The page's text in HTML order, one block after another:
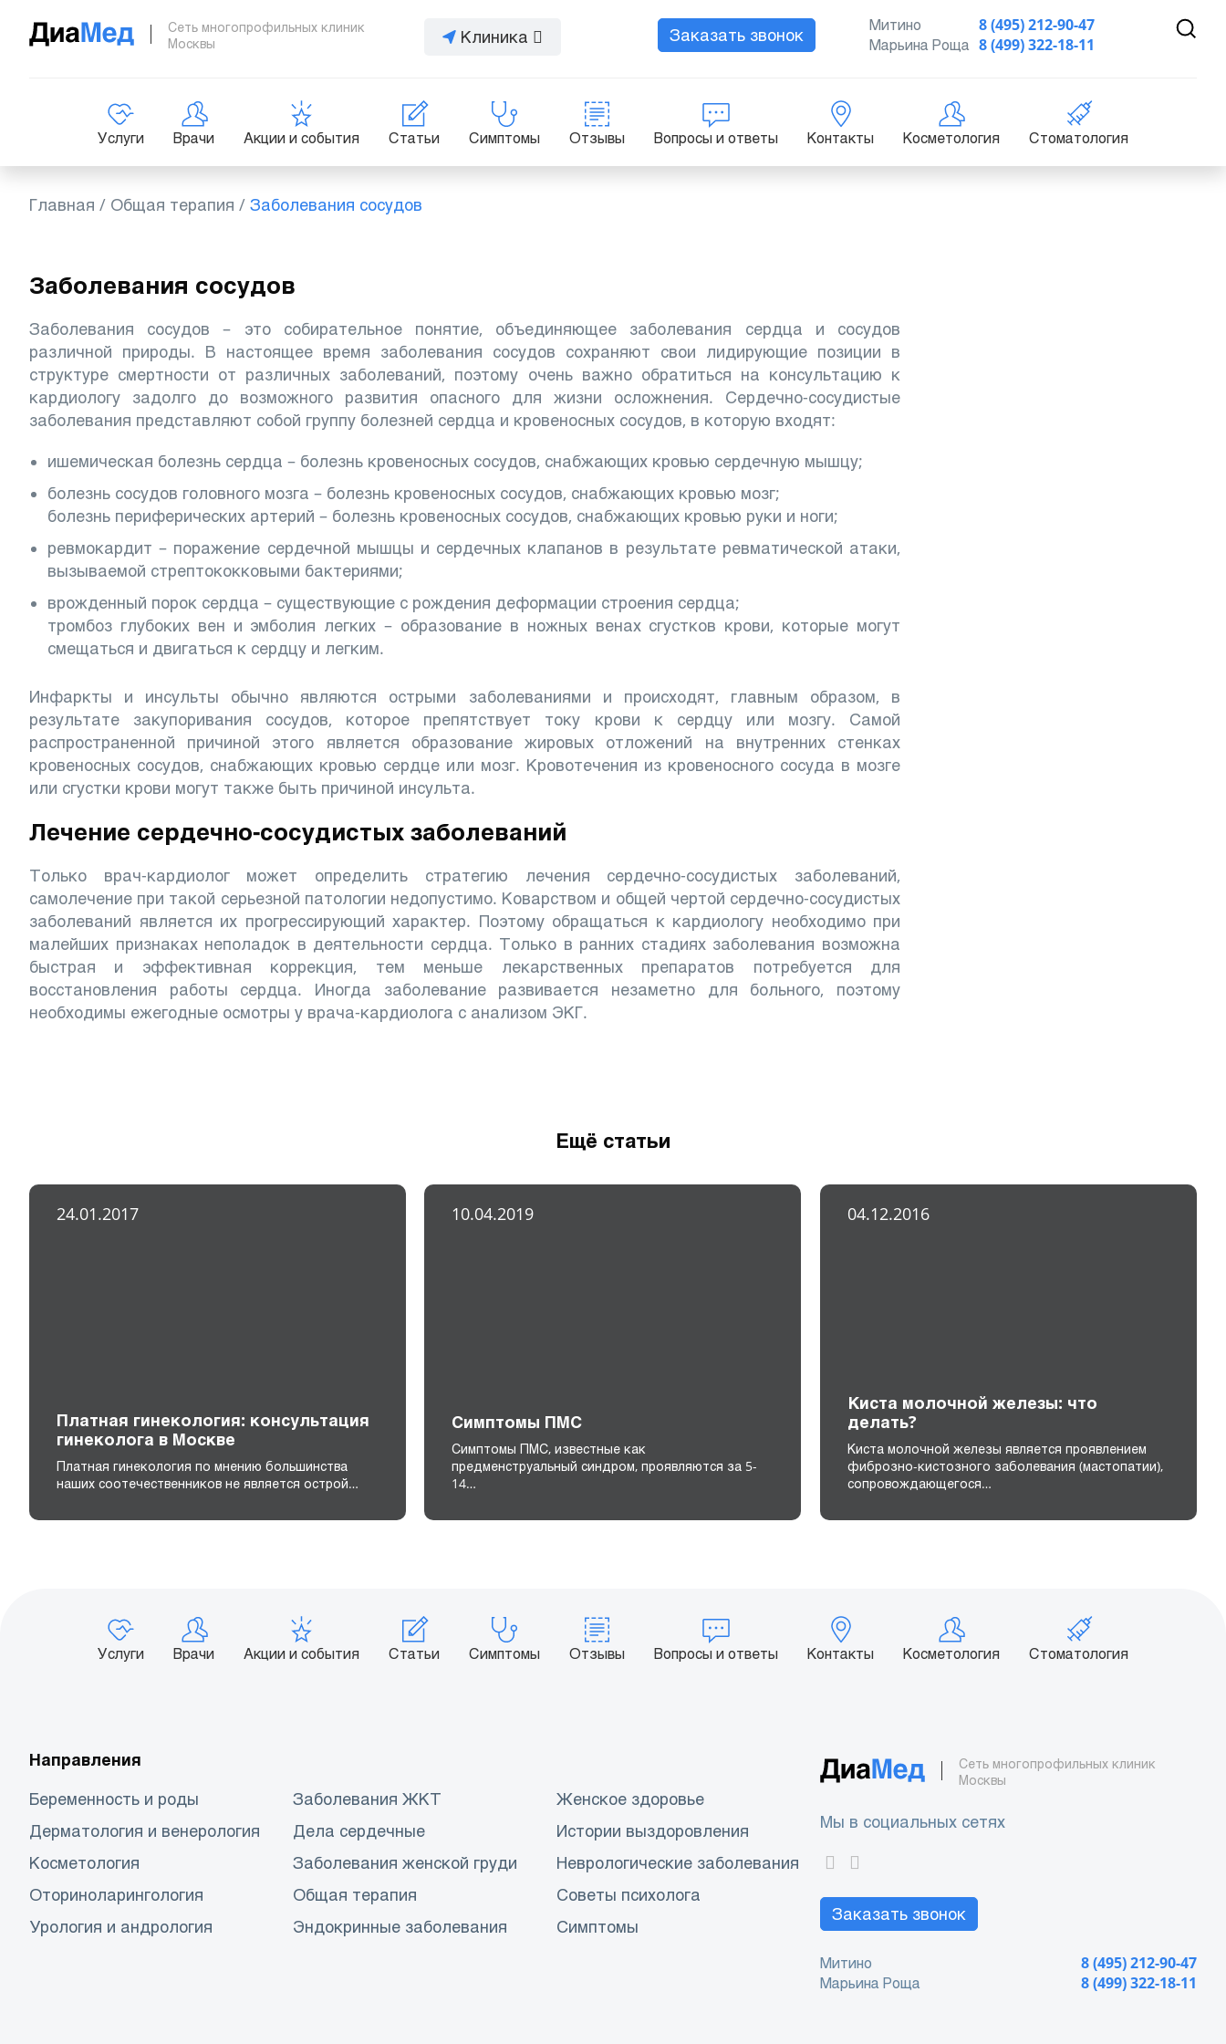
Сеть многопрофильных клиник
Москвы
Клиника Заказать звонок
8 (495) 212-90-47
Митино
8 (499) 322-18-11
Марьина Роща
Услуги Врачи Акции и события Статьи Симптомы Отзывы Вопросы и ответы Контакты Косметология Стоматология
Главная / Общая терапия / Заболевания сосудов
Заболевания сосудов
Заболевания сосудов – это собирательное понятие, объединяющее заболевания сердца и сосудов
различной природы. В настоящее время заболевания сосудов сохраняют свои лидирующие позиции в
структуре смертности от различных заболеваний, поэтому очень важно обратиться на консультацию к
кардиологу задолго до возможного развития опасного для жизни осложнения. Сердечно-сосудистые
заболевания представляют собой группу болезней сердца и кровеносных сосудов, в которую входят:
ишемическая болезнь сердца – болезнь кровеносных сосудов, снабжающих кровью сердечную мышцу;
болезнь сосудов головного мозга – болезнь кровеносных сосудов, снабжающих кровью мозг;
болезнь периферических артерий – болезнь кровеносных сосудов, снабжающих кровью руки и ноги;
ревмокардит – поражение сердечной мышцы и сердечных клапанов в результате ревматической атаки,
вызываемой стрептококковыми бактериями;
врожденный порок сердца – существующие с рождения деформации строения сердца;
тромбоз глубоких вен и эмболия легких – образование в ножных венах сгустков крови, которые могут
смещаться и двигаться к сердцу и легким.
Инфаркты и инсульты обычно являются острыми заболеваниями и происходят, главным образом, в
результате закупоривания сосудов, которое препятствует току крови к сердцу или мозгу. Самой
распространенной причиной этого является образование жировых отложений на внутренних стенках
кровеносных сосудов, снабжающих кровью сердце или мозг. Кровотечения из кровеносного сосуда в мозге
или сгустки крови могут также быть причиной инсульта.
Лечение сердечно-сосудистых заболеваний
Только врач-кардиолог может определить стратегию лечения сердечно-сосудистых заболеваний,
самолечение при такой серьезной патологии недопустимо. Коварством и общей чертой сердечно-сосудистых
заболеваний является их прогрессирующий характер. Поэтому обращаться к кардиологу необходимо при
малейших признаках неполадок в деятельности сердца. Только в ранних стадиях заболевания возможна
быстрая и эффективная коррекция, тем меньше лекарственных препаратов потребуется для
восстановления работы сердца. Иногда заболевание развивается незаметно для больного, поэтому
необходимы ежегодные осмотры у врача-кардиолога с анализом ЭКГ.
Ещё статьи
24.01.2017
Платная гинекология: консультация
гинеколога в Москве
Платная гинекология по мнению большинства
наших соотечественников не является острой…
10.04.2019
Симптомы ПМС
Симптомы ПМС, известные как
предменструальный синдром, проявляются за 5-
14…
04.12.2016
Киста молочной железы: что
делать?
Киста молочной железы является проявлением
фиброзно-кистозного заболевания (мастопатии),
сопровождающегося…
Услуги Врачи Акции и события Статьи Симптомы Отзывы Вопросы и ответы Контакты Косметология Стоматология
Сеть многопрофильных клиник
Москвы
Мы в социальных сетях
Заказать звонок
8 (495) 212-90-47
Митино
8 (499) 322-18-11
Марьина Роща
Направления
Беременность и роды Заболевания ЖКТ
Женское здоровье
Дерматология и венерология
Дела сердечные
Истории выздоровления
Косметология
Заболевания женской груди
Неврологические заболевания
Оториноларингология
Общая терапия
Советы психолога
Урология и андрология
Эндокринные заболевания Симптомы